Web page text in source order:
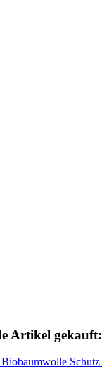
Artikel gekauft: